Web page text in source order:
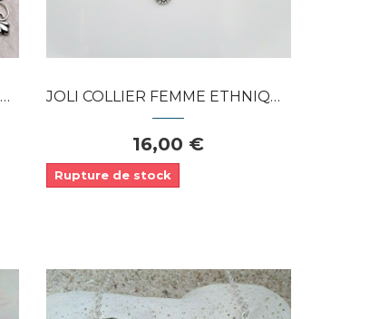
JOLI COLLIER FEMME ETHNIQUE ARGENT 925...
16,00 €
Rupture de stock